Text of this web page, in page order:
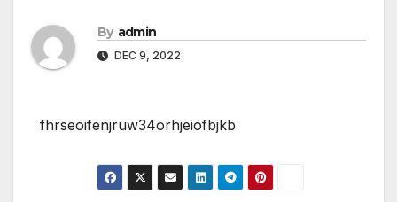
By admin
DEC 9, 2022
fhrseoifenjruw34orhjeiofbjkb